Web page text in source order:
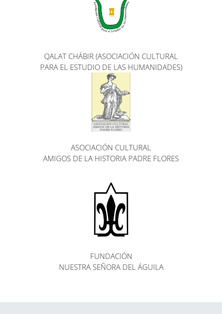
QALAT CHÁBIR (ASOCIACIÓN CULTURAL
PARA EL ESTUDIO DE LAS HUMANIDADES)
ASOCIACIÓN CULTURAL
AMIGOS DE LA HISTORIA PADRE FLORES
FUNDACIÓN
NUESTRA SEÑORA DEL ÁGUILA